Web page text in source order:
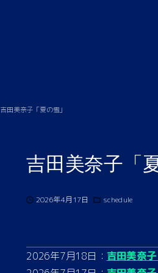
吉田美奈子「夏の雪」
吉田美奈子「
2026年4月17日 schedule
2026年7月18日： 吉田美奈子